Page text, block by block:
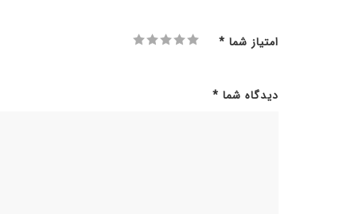
امتیاز شما *
دیدگاه شما *